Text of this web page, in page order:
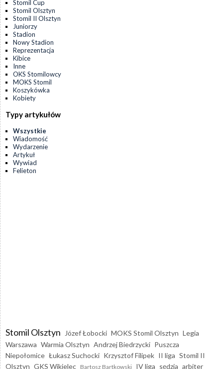
Stomil Cup
Stomil Olsztyn
Stomil II Olsztyn
Juniorzy
Stadion
Nowy Stadion
Reprezentacja
Kibice
Inne
OKS Stomilowcy
MOKS Stomil
Koszykówka
Kobiety
Typy artykułów
Wszystkie
Wiadomość
Wydarzenie
Artykuł
Wywiad
Felieton
Stomil Olsztyn Józef Łobocki MOKS Stomil Olsztyn Legia
Warszawa Warmia Olsztyn Andrzej Biedrzycki Puszcza
Niepołomice Łukasz Suchocki Krzysztof Filipek II liga Stomil II
Olsztyn GKS Wikielec Bartosz Bartkowski IV liga sędzia arbiter